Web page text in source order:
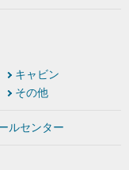
キャビン
その他
ルセンター